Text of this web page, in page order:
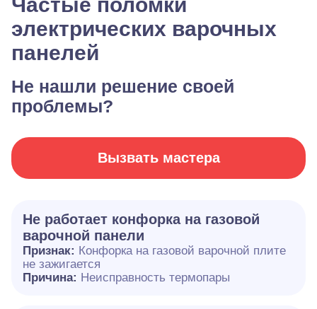
электрических варочных
панелей
Не нашли решение своей
проблемы?
Вызвать мастера
Не работает конфорка на газовой
варочной панели
Признак: Конфорка на газовой варочной плите
не зажигается
Причина: Неисправность термопары